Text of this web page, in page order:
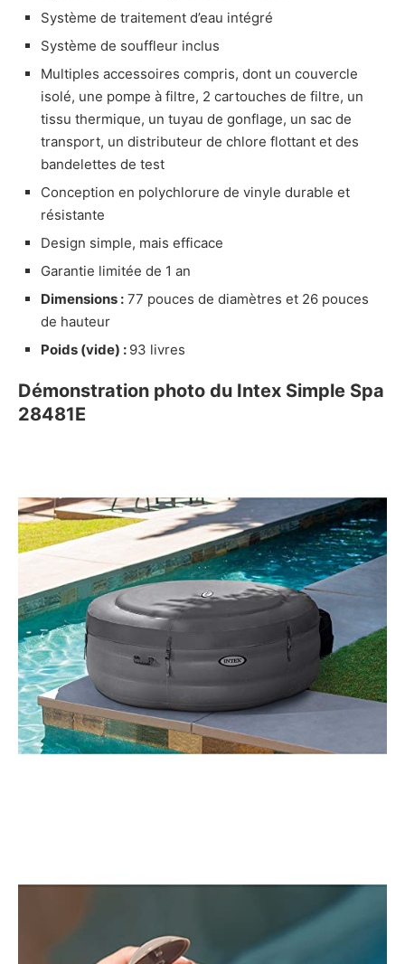
Système de traitement d’eau intégré
Système de souffleur inclus
Multiples accessoires compris, dont un couvercle
isolé, une pompe à filtre, 2 cartouches de filtre, un
tissu thermique, un tuyau de gonflage, un sac de
transport, un distributeur de chlore flottant et des
bandelettes de test
Conception en polychlorure de vinyle durable et
résistante
Design simple, mais efficace
Garantie limitée de 1 an
Dimensions : 77 pouces de diamètres et 26 pouces
de hauteur
Poids (vide) : 93 livres
Démonstration photo du Intex Simple Spa
28481E